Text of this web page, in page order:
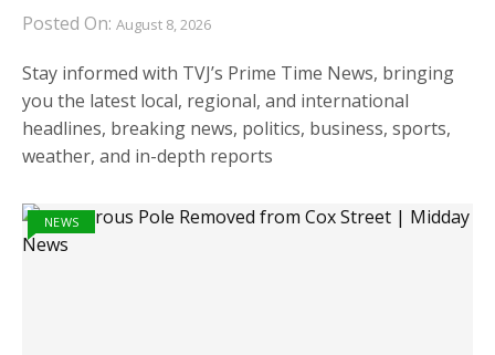
Posted On: August 8, 2026
Stay informed with TVJ’s Prime Time News, bringing
you the latest local, regional, and international
headlines, breaking news, politics, business, sports,
weather, and in-depth reports
NEWS